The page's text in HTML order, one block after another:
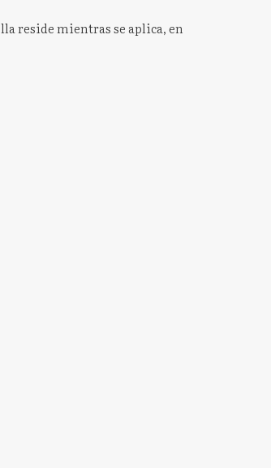
reside mientras se aplica, en